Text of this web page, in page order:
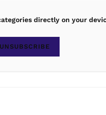
directly on your
UNSUBSCRIBE